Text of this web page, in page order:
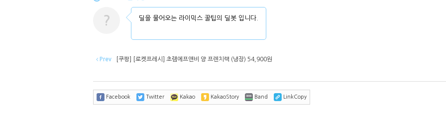
? 딜을 물어오는 라이믹스 꿀팁의 딜봇 입니다.
Prev [쿠팡] [로켓프레시] 초램에프앤비 양 프렌치랙 (냉장) 54,900원
Facebook Twitter Kakao KakaoStory Band LinkCopy